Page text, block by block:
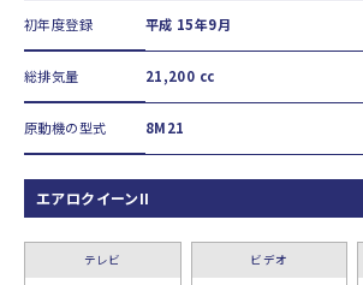
初年度登録 平成 15年9月
総排気量 21,200 cc
原動機の型式 8M21
エアロクイーンII
テレビ ビデオ